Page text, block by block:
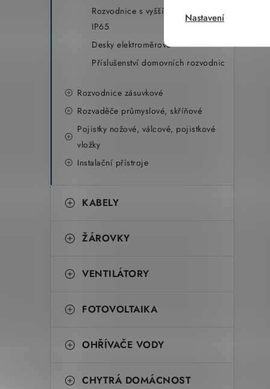
Nastavení
Rozvodnice s vyšším krytím do
IP65
Desky elektroměrové
Příslušenství domovních rozvodnic
Rozvodnice zásuvkové
Rozvaděče průmyslové, skříňové
Pojistky nožové, válcové, pojistkové
vložky
Instalační přístroje
KABELY
ŽÁROVKY
VENTILÁTORY
FOTOVOLTAIKA
OHŘÍVAČE VODY
CHYTRÁ DOMÁCNOST